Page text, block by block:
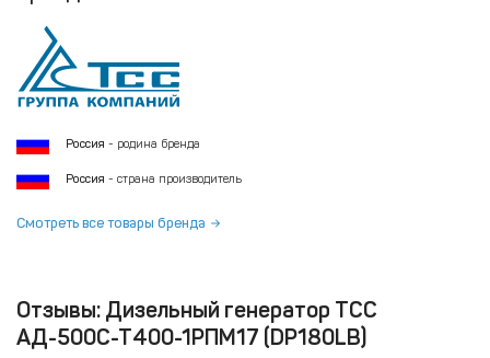
Россия - родина бренда
Россия - страна производитель
Смотреть все товары бренда
Отзывы: Дизельный генератор ТСС
АД-500С-Т400-1РПМ17 (DP180LB)